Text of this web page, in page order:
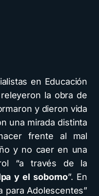
en Educación
releyeron la obra de
y dieron vida
una mirada distinta
frente al mal
y no caer en una
“a través de la
y el soborno”. En
para Adolescentes”